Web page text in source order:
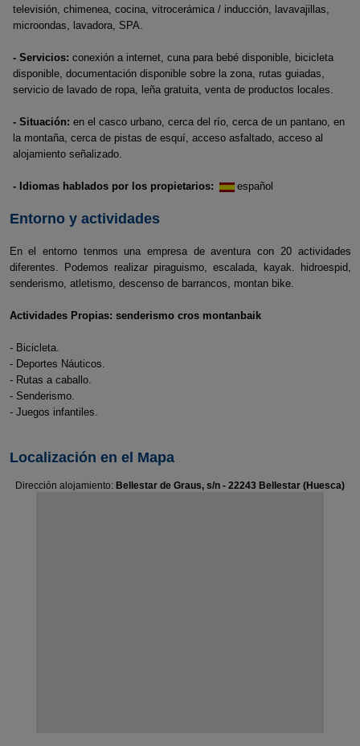
televisión, chimenea, cocina, vitrocerámica / inducción, lavavajillas,
microondas, lavadora, SPA.
- Servicios: conexión a internet, cuna para bebé disponible, bicicleta
disponible, documentación disponible sobre la zona, rutas guiadas,
servicio de lavado de ropa, leña gratuita, venta de productos locales.
- Situación: en el casco urbano, cerca del río, cerca de un pantano, en
la montaña, cerca de pistas de esquí, acceso asfaltado, acceso al
alojamiento señalizado.
- Idiomas hablados por los propietarios: español
Entorno y actividades
En el entorno tenmos una empresa de aventura con 20 actividades
diferentes. Podemos realizar piraguismo, escalada, kayak. hidroespid,
senderismo, atletismo, descenso de barrancos, montan bike.
Actividades Propias: senderismo cros montanbaik
- Bicicleta.
- Deportes Náuticos.
- Rutas a caballo.
- Senderismo.
- Juegos infantiles.
Localización en el Mapa
Dirección alojamiento: Bellestar de Graus, s/n - 22243 Bellestar (Huesca)